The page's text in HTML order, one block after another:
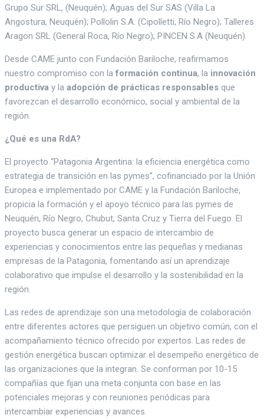
Grupo Sur SRL, (Neuquén); Aguas del Sur SAS (Villa La
Angostura, Neuquén); Pollolin S.A. (Cipolletti, Río Negro); Talleres
Aragon SRL (General Roca, Río Negro); PINCEN S.A (Neuquén).
Desde CAME junto con Fundación Bariloche, reafirmamos
nuestro compromiso con la formación continua, la innovación
productiva y la adopción de prácticas responsables que
favorezcan el desarrollo económico, social y ambiental de la
región.
¿Qué es una RdA?
El proyecto “Patagonia Argentina: la eficiencia energética como
estrategia de transición en las pymes”, cofinanciado por la Unión
Europea e implementado por CAME y la Fundación Bariloche,
propicia la formación y el apoyo técnico para las pymes de
Neuquén, Río Negro, Chubut, Santa Cruz y Tierra del Fuego. El
proyecto busca generar un espacio de intercambio de
experiencias y conocimientos entre las pequeñas y medianas
empresas de la Patagonia, fomentando así un aprendizaje
colaborativo que impulse el desarrollo y la sostenibilidad en la
región.
Las redes de aprendizaje son una metodología de colaboración
entre diferentes actores que persiguen un objetivo común, con el
acompañamiento técnico ofrecido por expertos. Las redes de
gestión energética buscan optimizar el desempeño energético de
las organizaciones que la integran. Se conforman por 10-15
compañías que fijan una meta conjunta con base en las
potenciales mejoras y con reuniones periódicas para
intercambiar experiencias y avances.